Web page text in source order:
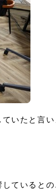
いたと言い
ていると